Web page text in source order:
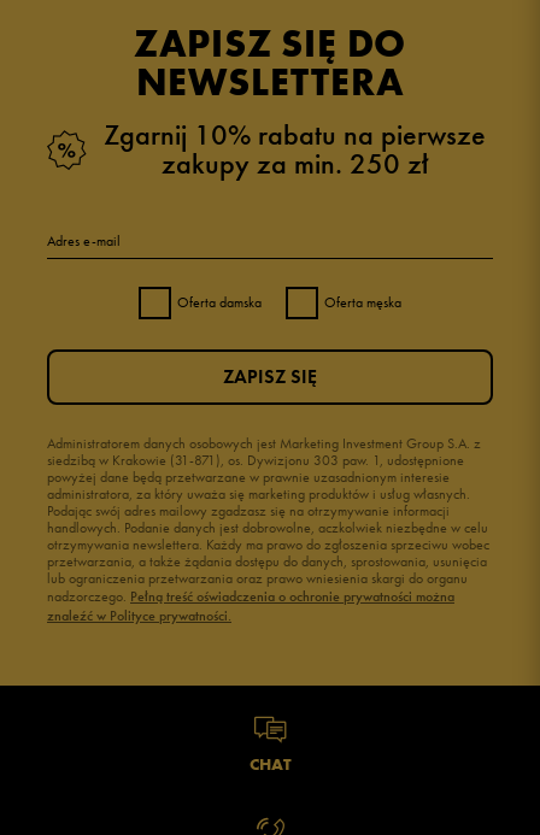
ZAPISZ SIĘ DO
NEWSLETTERA
Zgarnij 10% rabatu na pierwsze
zakupy za min. 250 zł
Adres e-mail
Oferta damska Oferta męska
Administratorem danych osobowych jest Marketing Investment Group S.A. z
siedzibą w Krakowie (31-871), os. Dywizjonu 303 paw. 1, udostępnione
powyżej dane będą przetwarzane w prawnie uzasadnionym interesie
administratora, za który uważa się marketing produktów i usług własnych.
Podając swój adres mailowy zgadzasz się na otrzymywanie informacji
handlowych. Podanie danych jest dobrowolne, aczkolwiek niezbędne w celu
otrzymywania newslettera. Każdy ma prawo do zgłoszenia sprzeciwu wobec
przetwarzania, a także żądania dostępu do danych, sprostowania, usunięcia
lub ograniczenia przetwarzania oraz prawo wniesienia skargi do organu
nadzorczego. Pełną treść oświadczenia o ochronie prywatności można
znaleźć w Polityce prywatności.
ZAPISZ SIĘ
CHAT